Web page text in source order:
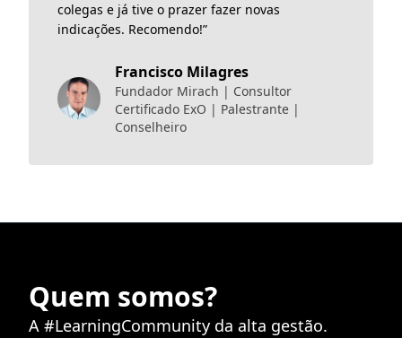
colegas e já tive o prazer fazer novas
indicações. Recomendo!”
Francisco Milagres
Fundador Mirach | Consultor
Certificado ExO | Palestrante |
Conselheiro
Quem somos?
A #LearningCommunity da alta gestão.